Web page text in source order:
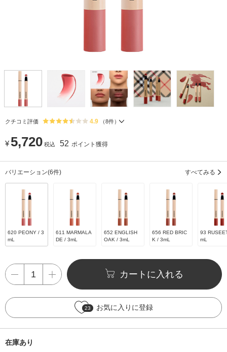
クチコミ評価 4.9 （8件）
¥ 5,720 税込 52 ポイント獲得
バリエーション(6件) すべてみる
620 PEONY / 3
mL
611 MARMALA
DE / 3mL
652 ENGLISH
OAK / 3mL
656 RED BRIC
K / 3mL
93
mL
カートに入れる
23 お気に入りに登録
在庫あり